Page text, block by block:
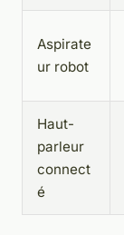
Aspirate
ur robot
Haut-
parleur
connect
é